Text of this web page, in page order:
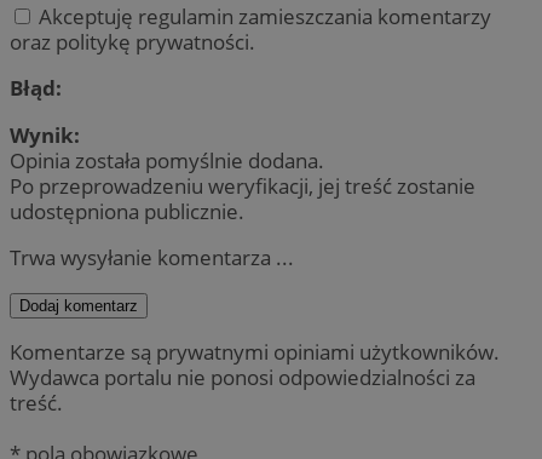
Akceptuję regulamin zamieszczania komentarzy
oraz politykę prywatności.
Błąd:
Wynik:
Opinia została pomyślnie dodana.
Po przeprowadzeniu weryfikacji, jej treść zostanie
udostępniona publicznie.
Trwa wysyłanie komentarza ...
Dodaj komentarz
Komentarze są prywatnymi opiniami użytkowników.
Wydawca portalu nie ponosi odpowiedzialności za
treść.